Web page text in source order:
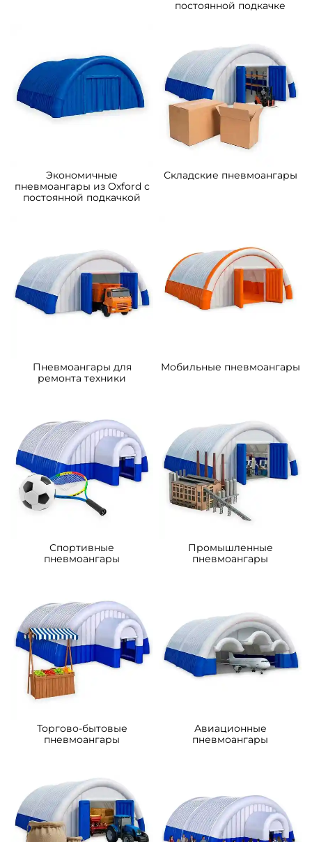
постоянной подкачке
Экономичные
пневмоангары из Oxford с
постоянной подкачкой
Складские пневмоангары
Пневмоангары для
ремонта техники
Мобильные пневмоангары
Спортивные
пневмоангары
Промышленные
пневмоангары
Торгово-бытовые
пневмоангары
Авиационные
пневмоангары